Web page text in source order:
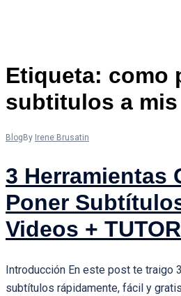
Etiqueta: como
subtitulos a
BlogBy Irene Brusatin
3 Herramientas
Poner
Videos +
Introducción En este post te traigo
subtítulos rápidamente, fácil y